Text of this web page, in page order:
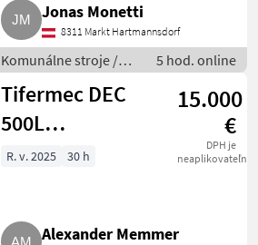
Jonas Monetti
8311 Markt Hartmannsdorf
Komunálne stroje /
Spádová kosačka
5 hod. online
Tifermec DEC
500L
Böschungsmäher,
15.000
€
DPH je
neaplikovateľné
R. v. 2025 30 h
Alexander Memmer